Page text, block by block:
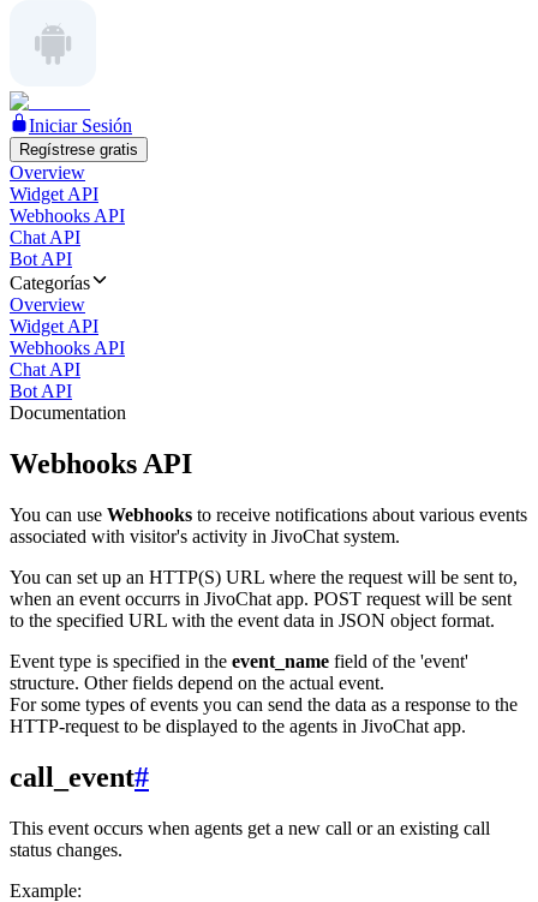
Iniciar Sesión
Regístrese gratis
Overview
Widget API
Webhooks API
Chat API
Bot API
Categorías
Overview
Widget API
Webhooks API
Chat API
Bot API
Documentation
Webhooks API
You can use Webhooks to receive notifications about various events
associated with visitor's activity in JivoChat system.
You can set up an HTTP(S) URL where the request will be sent to,
when an event occurrs in JivoChat app. POST request will be sent
to the specified URL with the event data in JSON object format.
Event type is specified in the event_name field of the 'event'
structure. Other fields depend on the actual event.
For some types of events you can send the data as a response to the
HTTP-request to be displayed to the agents in JivoChat app.
call_event#
This event occurs when agents get a new call or an existing call
status changes.
Example: